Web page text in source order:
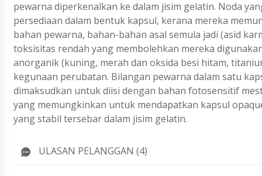
pewarna diperkenalkan ke dalam jisim gelatin. Noda
persediaan dalam bentuk kapsul, kerana mereka
bahan pewarna, bahan-bahan asal semula jadi (asid
toksisitas rendah yang membolehkan mereka
anorganik (kuning, merah dan oksida besi hitam,
kegunaan perubatan. Bilangan pewarna dalam satu
dimaksudkan untuk diisi dengan bahan fotosensitif
yang memungkinkan untuk mendapatkan kapsul
yang stabil tersebar dalam jisim gelatin.
ULASAN PELANGGAN (4)